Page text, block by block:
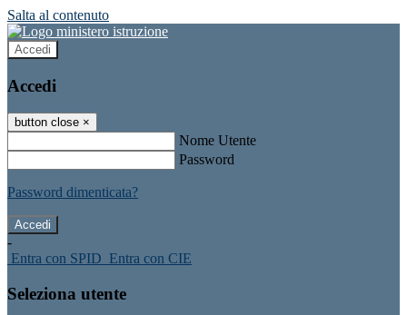
Salta al contenuto
Accedi
Accedi
button close ×
Nome Utente
Password
Password dimenticata?
-
Entra con SPID Entra con CIE
Seleziona utente